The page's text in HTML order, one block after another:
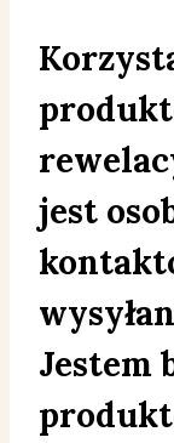
jest
Jestem